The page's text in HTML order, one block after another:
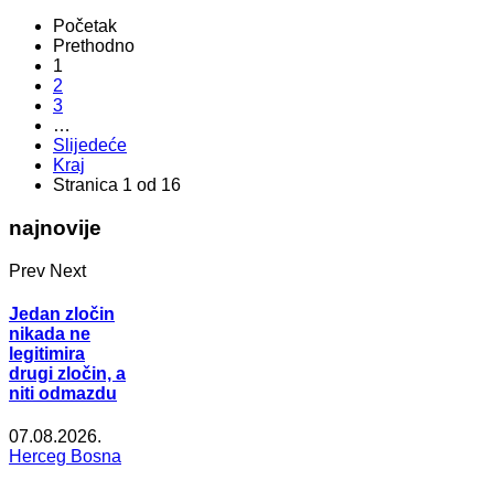
Početak
Prethodno
1
2
3
…
Slijedeće
Kraj
Stranica 1 od 16
najnovije
Prev Next
Jedan zločin
nikada ne
legitimira
drugi zločin, a
niti odmazdu
07.08.2026.
Herceg Bosna